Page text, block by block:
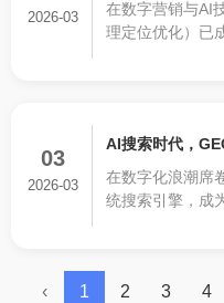
2026-03
在数字营销与AI
理定位优化）已
03
2026-03
AI搜索时代，
在数字化浪潮席
统搜索引擎，成
‹ 1 2 3 4